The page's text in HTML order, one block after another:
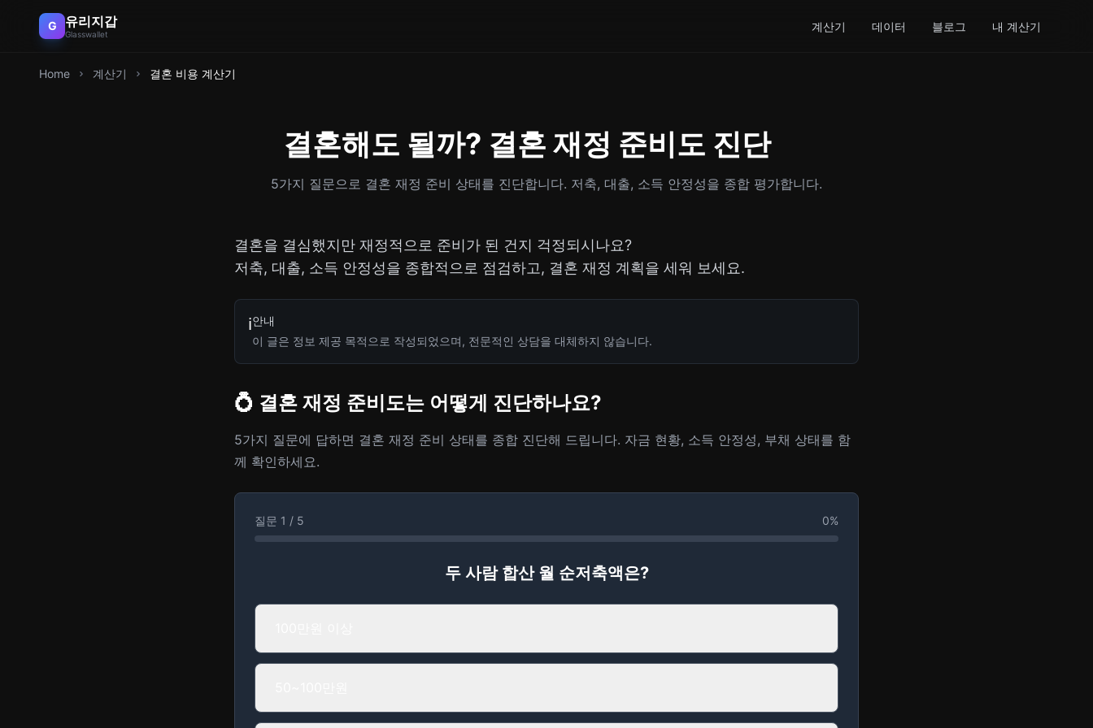
G 유리지갑
Glasswallet
계산기 데이터 블로그 내 계산기
Home 계산기 결혼 비용 계산기
결혼해도 될까? 결혼 재정 준비도 진단
5가지 질문으로 결혼 재정 준비 상태를 진단합니다. 저축, 대출, 소득 안정성을 종합 평가합니다.
결혼을 결심했지만 재정적으로 준비가 된 건지 걱정되시나요?
저축, 대출, 소득 안정성을 종합적으로 점검하고, 결혼 재정 계획을 세워 보세요.
ℹ️안내
이 글은 정보 제공 목적으로 작성되었으며, 전문적인 상담을 대체하지 않습니다.
💍 결혼 재정 준비도는 어떻게 진단하나요?
5가지 질문에 답하면 결혼 재정 준비 상태를 종합 진단해 드립니다. 자금 현황, 소득 안정성, 부채 상태를 함
께 확인하세요.
질문 1 / 5 0%
두 사람 합산 월 순저축액은?